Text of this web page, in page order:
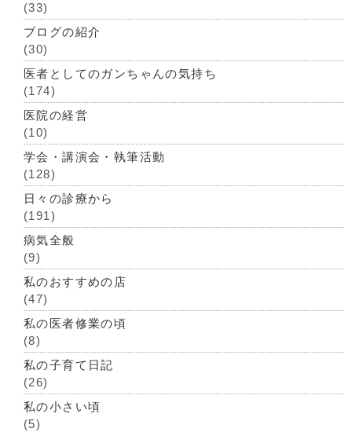
(33)
ブログの紹介
(30)
医者としてのガンちゃんの気持ち
(174)
医院の経営
(10)
学会・講演会・執筆活動
(128)
日々の診療から
(191)
病気全般
(9)
私のおすすめの店
(47)
私の医者修業の頃
(8)
私の子育て日記
(26)
私の小さい頃
(5)